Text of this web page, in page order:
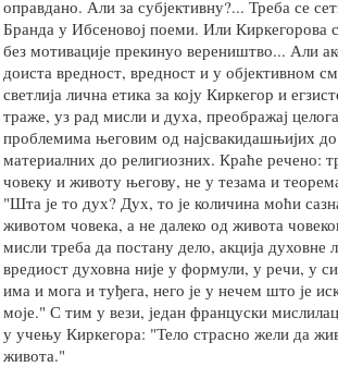
оправдано. Али за субјективну?... Треба се
Бранда у Ибсеновој поеми. Или Киркегорова
без мотивације прекинуо вереништво... Али
доиста вредност, вредност и у објективном
светлија лична етика за коју Киркегор и
траже, уз рад мисли и духа, преображај
проблемима његовим од најсвакидашњијих
материалних до религиозних. Краће речено:
човеку и животу његову, не у тезама и
"Шта је то дух? Дух, то је количина моћи
животом човека, а не далеко од живота
мисли треба да постану дело, акција духовне
вредиост духовна није у формули, у речи, у
има и мога и туђега, него је у нечем што је
моје." С тим у вези, један француски
у учењу Киркегора: "Тело страсно жели да
живота."